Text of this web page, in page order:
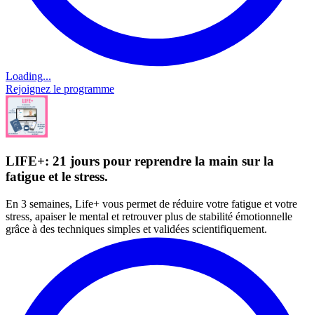
Loading...
Rejoignez le programme
LIFE+: 21 jours pour reprendre la main sur la
fatigue et le stress.
En 3 semaines, Life+ vous permet de réduire votre fatigue et votre
stress, apaiser le mental et retrouver plus de stabilité émotionnelle
grâce à des techniques simples et validées scientifiquement.